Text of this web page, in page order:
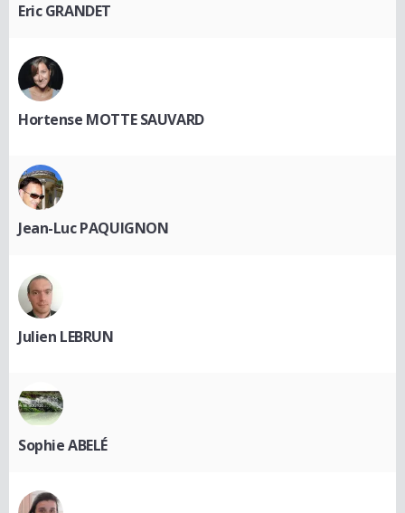
Eric GRANDET
Hortense MOTTE SAUVARD
Jean-Luc PAQUIGNON
Julien LEBRUN
Sophie ABELÉ